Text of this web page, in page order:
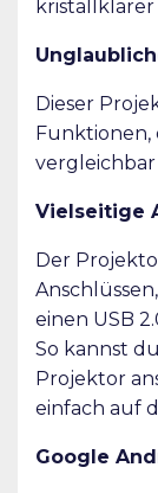
Dieser
vergleichbar
Vielseitige
Der
einen USB
So kannst
Projektor
einfach auf
Google